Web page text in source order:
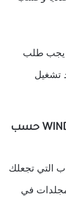
، يجب طلب
تشغيل
3. ترتيب المجلدات في WINDOWS 10 حسب
التي تجعلك
في